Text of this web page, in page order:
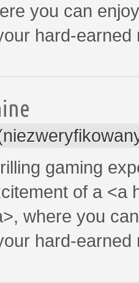
you can
hard-earned
gaming
of a <a
where you
hard-earned